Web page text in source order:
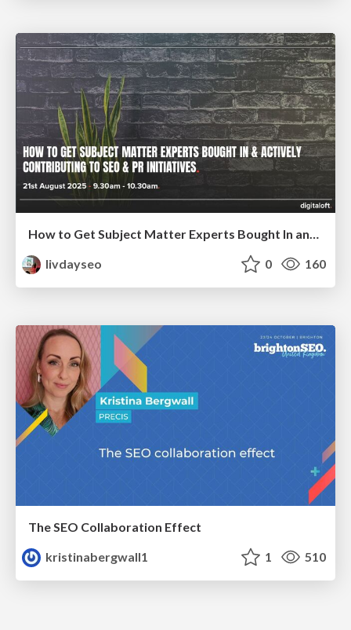
How to Get Subject Matter Experts Bought In and Actively Contributing to SEO & PR Initiatives.
livdayseo
0 160
The SEO Collaboration Effect
kristinabergwall1
1 510